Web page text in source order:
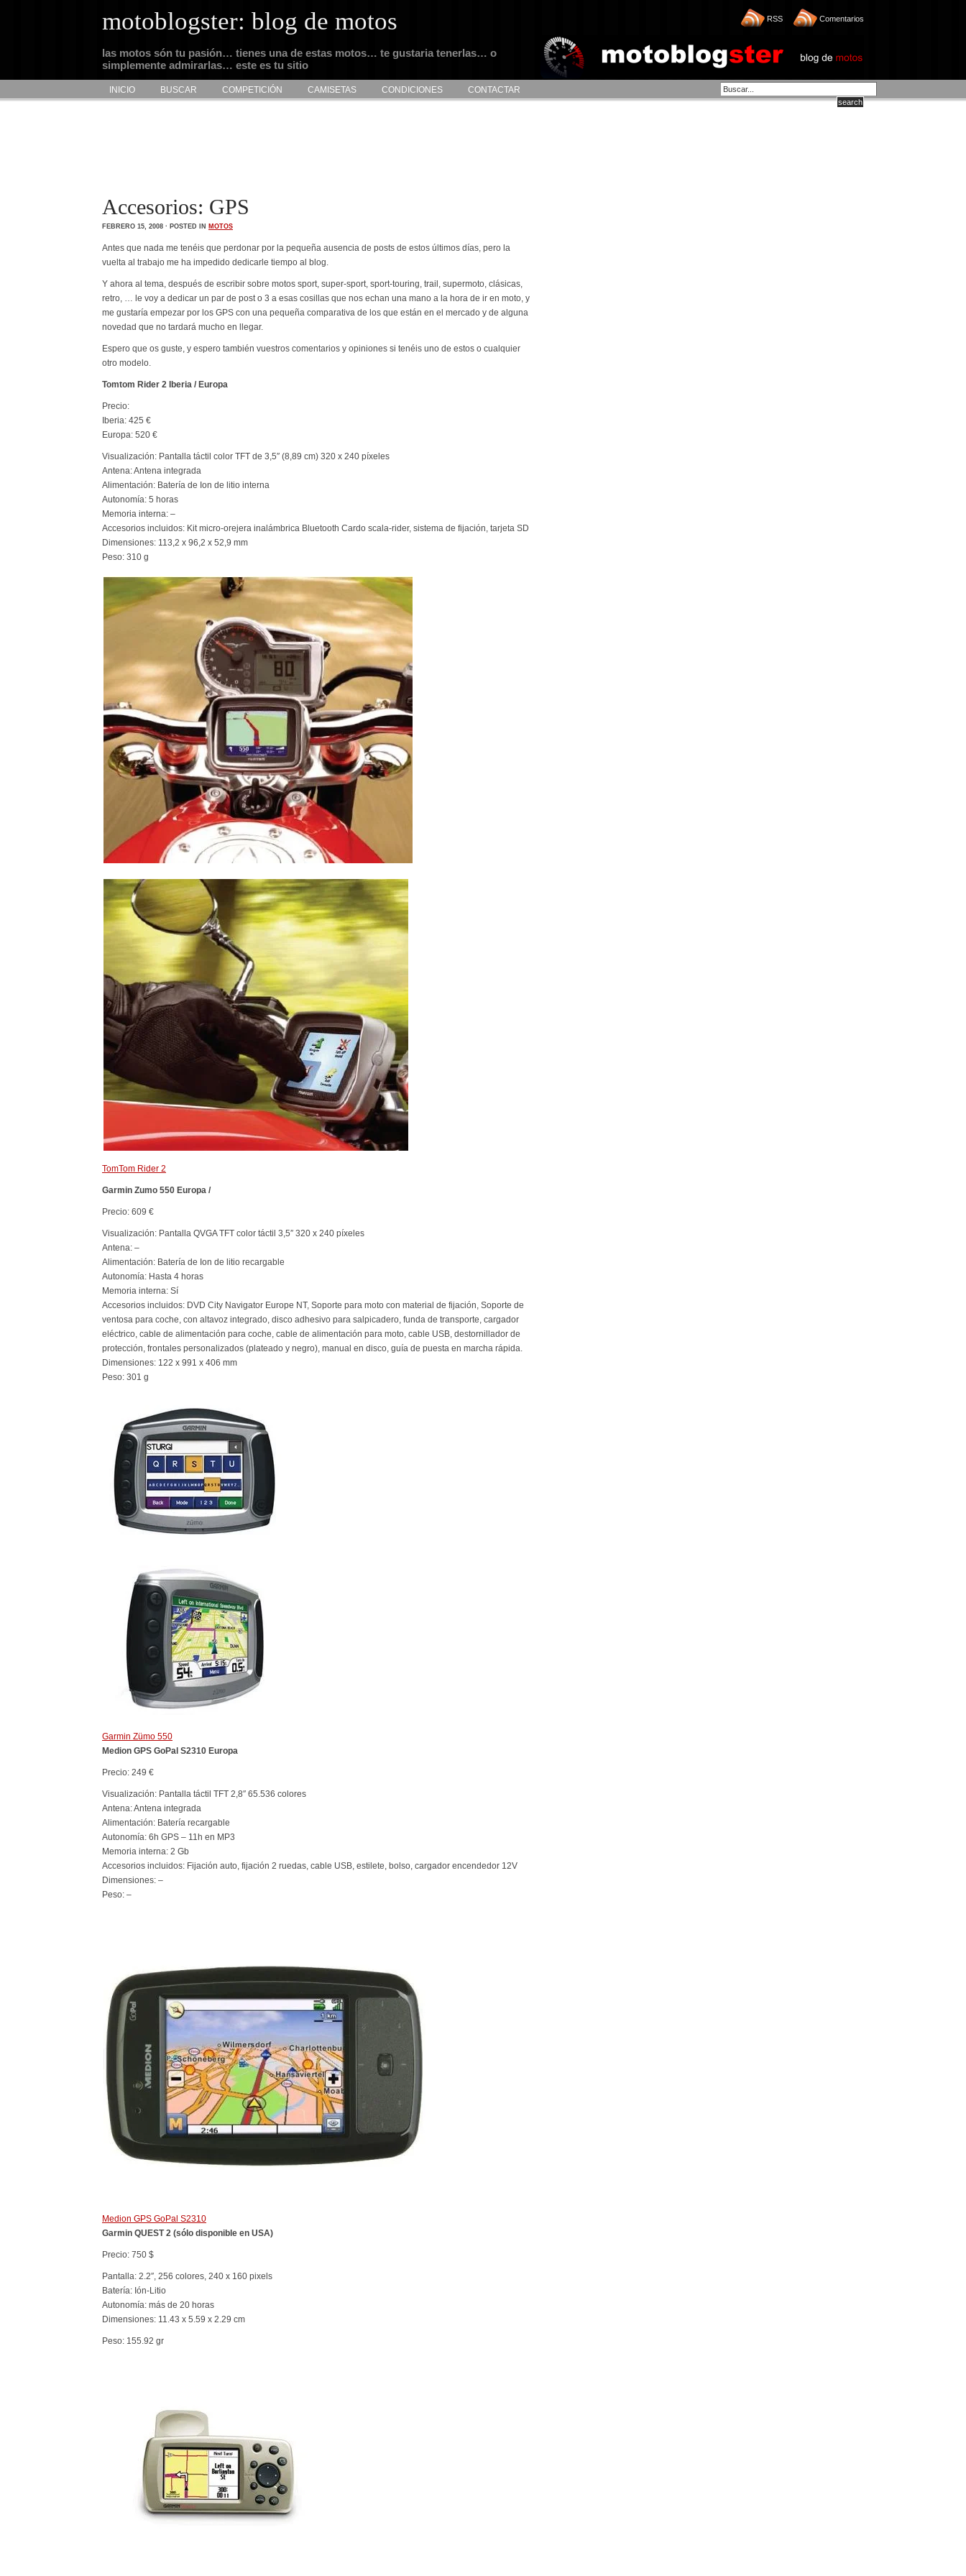
motoblogster: blog de motos
las motos són tu pasión… tienes una de estas motos… te gustaria tenerlas… o
simplemente admirarlas… este es tu sitio
RSS Comentarios
INICIO BUSCAR COMPETICIÓN CAMISETAS CONDICIONES CONTACTAR
Accesorios: GPS
FEBRERO 15, 2008 · POSTED IN MOTOS
Antes que nada me tenéis que perdonar por la pequeña ausencia de posts de estos últimos días, pero la
vuelta al trabajo me ha impedido dedicarle tiempo al blog.
Y ahora al tema, después de escribir sobre motos sport, super-sport, sport-touring, trail, supermoto, clásicas,
retro, … le voy a dedicar un par de post o 3 a esas cosillas que nos echan una mano a la hora de ir en moto, y
me gustaría empezar por los GPS con una pequeña comparativa de los que están en el mercado y de alguna
novedad que no tardará mucho en llegar.
Espero que os guste, y espero también vuestros comentarios y opiniones si tenéis uno de estos o cualquier
otro modelo.
Tomtom Rider 2 Iberia / Europa
Precio:
Iberia: 425 €
Europa: 520 €
Visualización: Pantalla táctil color TFT de 3,5″ (8,89 cm) 320 x 240 píxeles
Antena: Antena integrada
Alimentación: Batería de Ion de litio interna
Autonomía: 5 horas
Memoria interna: –
Accesorios incluidos: Kit micro-orejera inalámbrica Bluetooth Cardo scala-rider, sistema de fijación, tarjeta SD
Dimensiones: 113,2 x 96,2 x 52,9 mm
Peso: 310 g
TomTom Rider 2
Garmin Zumo 550 Europa /
Precio: 609 €
Visualización: Pantalla QVGA TFT color táctil 3,5″ 320 x 240 píxeles
Antena: –
Alimentación: Batería de Ion de litio recargable
Autonomía: Hasta 4 horas
Memoria interna: Sí
Accesorios incluidos: DVD City Navigator Europe NT, Soporte para moto con material de fijación, Soporte de
ventosa para coche, con altavoz integrado, disco adhesivo para salpicadero, funda de transporte, cargador
eléctrico, cable de alimentación para coche, cable de alimentación para moto, cable USB, destornillador de
protección, frontales personalizados (plateado y negro), manual en disco, guía de puesta en marcha rápida.
Dimensiones: 122 x 991 x 406 mm
Peso: 301 g
Garmin Zümo 550
Medion GPS GoPal S2310 Europa
Precio: 249 €
Visualización: Pantalla táctil TFT 2,8″ 65.536 colores
Antena: Antena integrada
Alimentación: Batería recargable
Autonomía: 6h GPS – 11h en MP3
Memoria interna: 2 Gb
Accesorios incluidos: Fijación auto, fijación 2 ruedas, cable USB, estilete, bolso, cargador encendedor 12V
Dimensiones: –
Peso: –
Medion GPS GoPal S2310
Garmin QUEST 2 (sólo disponible en USA)
Precio: 750 $
Pantalla: 2.2″, 256 colores, 240 x 160 pixels
Batería: Ión-Litio
Autonomía: más de 20 horas
Dimensiones: 11.43 x 5.59 x 2.29 cm
Peso: 155.92 gr